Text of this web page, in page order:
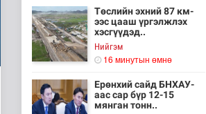
Төслийн эхний 87 км-
ээс цааш үргэлжлэх
хэсгүүдэд..
Нийгэм
16 минутын өмнө
Ерөнхий сайд БНХАУ-
аас сар бүр 12-15
мянган тонн..